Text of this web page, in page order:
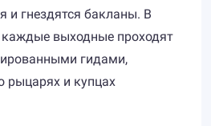
и гнездятся бакланы. В
каждые выходные проходят
гидами,
и купцах